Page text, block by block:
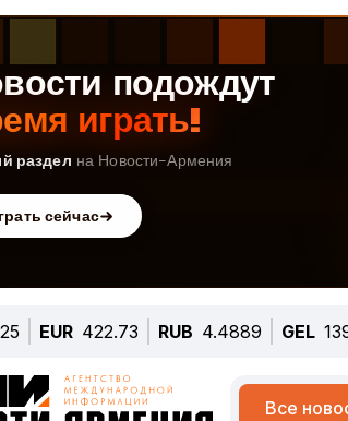
EUR 422.73 RUB 4.4889 GEL
Все